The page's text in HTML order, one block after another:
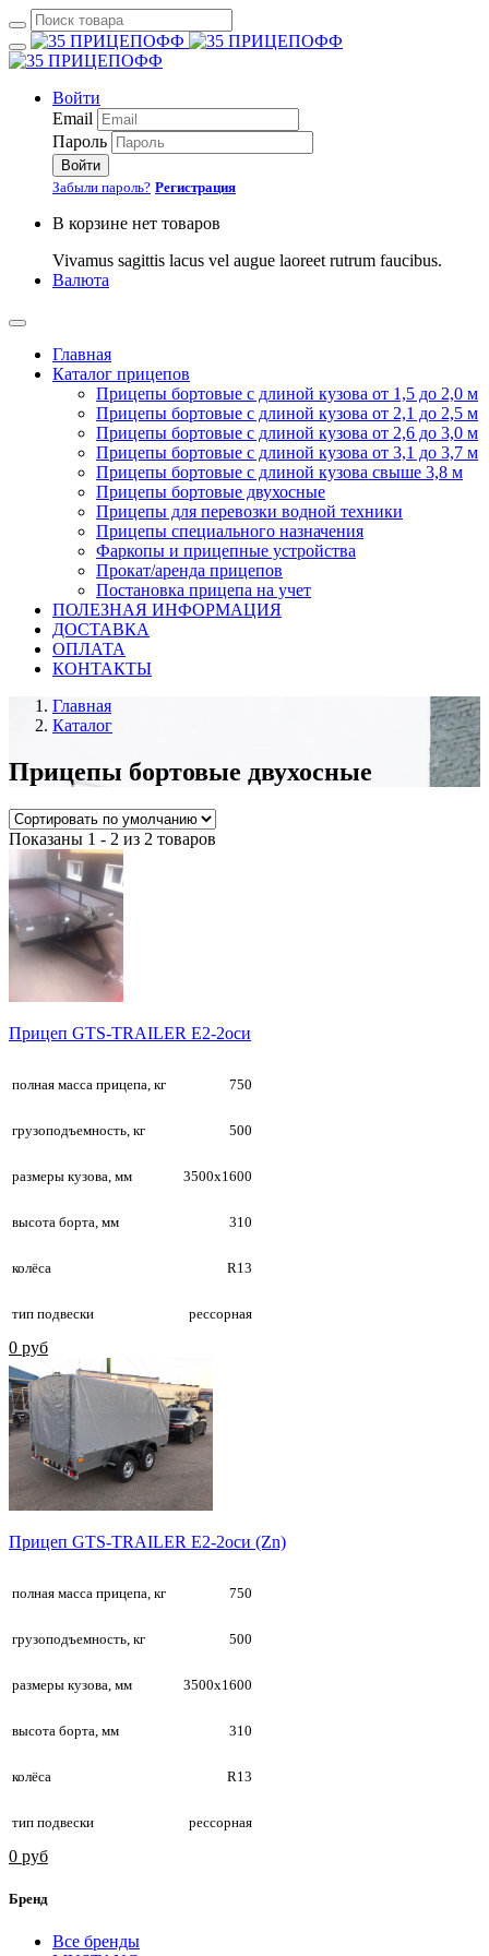
Войти
Email
Пароль
Войти
Забыли пароль? Регистрация
В корзине нет товаров
Vivamus sagittis lacus vel augue laoreet rutrum faucibus.
Валюта
Главная
Каталог прицепов
Прицепы бортовые с длиной кузова от 1,5 до 2,0 м
Прицепы бортовые с длиной кузова от 2,1 до 2,5 м
Прицепы бортовые с длиной кузова от 2,6 до 3,0 м
Прицепы бортовые с длиной кузова от 3,1 до 3,7 м
Прицепы бортовые с длиной кузова свыше 3,8 м
Прицепы бортовые двухосные
Прицепы для перевозки водной техники
Прицепы специального назначения
Фаркопы и прицепные устройства
Прокат/аренда прицепов
Постановка прицепа на учет
ПОЛЕЗНАЯ ИНФОРМАЦИЯ
ДОСТАВКА
ОПЛАТА
КОНТАКТЫ
Главная
Каталог
Прицепы бортовые двухосные
Показаны 1 - 2 из 2 товаров
Прицеп GTS-TRAILER E2-2оси
полная масса прицепа, кг 750
грузоподъемность, кг 500
размеры кузова, мм 3500х1600
высота борта, мм 310
колёса R13
тип подвески рессорная
0 руб
Прицеп GTS-TRAILER E2-2оси (Zn)
полная масса прицепа, кг 750
грузоподъемность, кг 500
размеры кузова, мм 3500х1600
высота борта, мм 310
колёса R13
тип подвески рессорная
0 руб
Бренд
Все бренды